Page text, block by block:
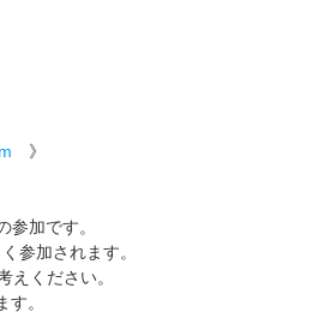
》
参加です。
参加されます。
えください。
。